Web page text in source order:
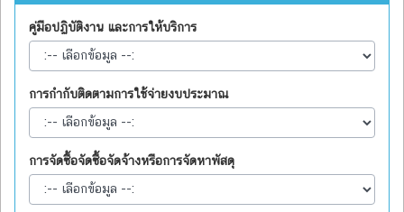
คู่มือปฏิบัติงาน และการให้บริการ
การกำกับติดตามการใช้จ่ายงบประมาณ
การจัดซื้อจัดซื้อจัดจ้างหรือการจัดหาพัสดุ